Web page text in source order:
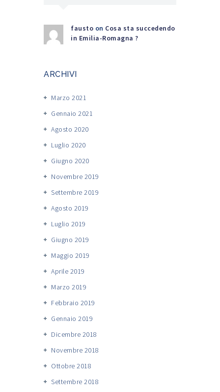
fausto on Cosa sta succedendo
in Emilia-Romagna ?
ARCHIVI
Marzo 2021
Gennaio 2021
Agosto 2020
Luglio 2020
Giugno 2020
Novembre 2019
Settembre 2019
Agosto 2019
Luglio 2019
Giugno 2019
Maggio 2019
Aprile 2019
Marzo 2019
Febbraio 2019
Gennaio 2019
Dicembre 2018
Novembre 2018
Ottobre 2018
Settembre 2018